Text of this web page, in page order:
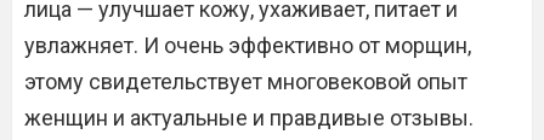
лица — улучшает кожу, ухаживает, питает и
увлажняет. И очень эффективно от морщин,
этому свидетельствует многовековой опыт
женщин и актуальные и правдивые отзывы.